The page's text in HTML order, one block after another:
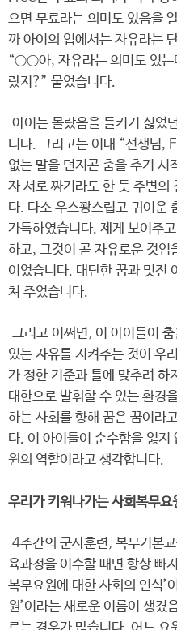
으면 무료라는 의미도 있음을
까 아이의 입에서는 자유라는
“○○아, 자유라는 의미도 있는
랐지?” 물었습니다.
아이는 몰랐음을 들키기 싫었
니다. 그리고는 이내 “선생님,
없는 말을 던지곤 춤을 추기 시
자 서로 짜기라도 한 듯 주변의
다. 다소 우스꽝스럽고 귀여운
가득하였습니다. 제게 보여주
하고, 그것이 곧 자유로운 것임
이었습니다. 대단한 꿈과 멋진
쳐 주었습니다.
그리고 어쩌면, 이 아이들이
있는 자유를 지켜주는 것이 우
가 정한 기준과 틀에 맞추려 하
대한으로 발휘할 수 있는 환경
하는 사회를 향해 꿈은 꿈이라
다. 이 아이들이 순수함을 잃지
원의 역할이라고 생각합니다.
우리가 키워나가는 사회복무요
4주간의 군사훈련, 복무기본
육과정을 이수할 때면 항상 빠
복무요원에 대한 사회의 인식’
원’이라는 새로운 이름이 생겼